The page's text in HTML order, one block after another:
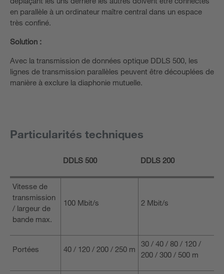
en parallèle à un ordinateur maître central dans un espace
très confiné.
Solution :
Avec la transmission de données optique DDLS 500, les
lignes de transmission parallèles peuvent être découplées de
manière à exclure la diaphonie mutuelle.
Particularités techniques
DDLS 500 DDLS 200
Vitesse de
transmission
/ largeur de
bande max.
100 Mbit/s 2 Mbit/s
Portées 40 / 120 / 200 / 250 m
30 / 40 / 80 / 120 /
200 / 300 / 500 m